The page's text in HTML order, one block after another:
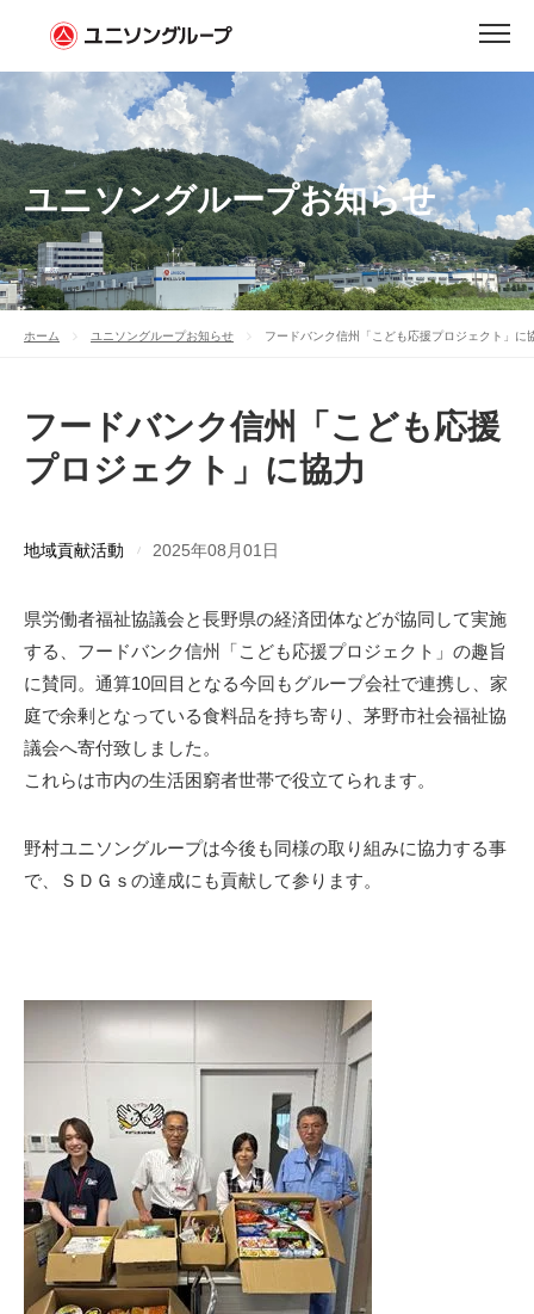
ユニソングループお知らせ
ホーム ユニソングループお知らせ フードバンク信州「こども応援プロジェクト」に
フードバンク信州「こども応援
プロジェクト」に協力
地域貢献活動 2025年08月01日
県労働者福祉協議会と長野県の経済団体などが協同して実施
する、フードバンク信州「こども応援プロジェクト」の趣旨
に賛同。通算10回目となる今回もグループ会社で連携し、家
庭で余剰となっている食料品を持ち寄り、茅野市社会福祉協
議会へ寄付致しました。
これらは市内の生活困窮者世帯で役立てられます。
野村ユニソングループは今後も同様の取り組みに協力する事
で、ＳＤＧｓの達成にも貢献して参ります。